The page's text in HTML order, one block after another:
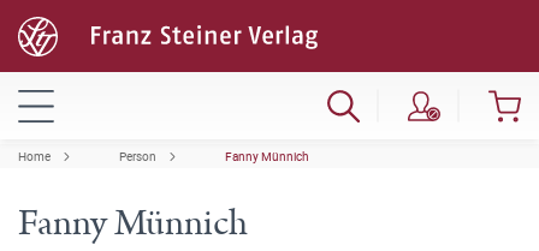
Home Person Fanny Münnich
Fanny Münnich